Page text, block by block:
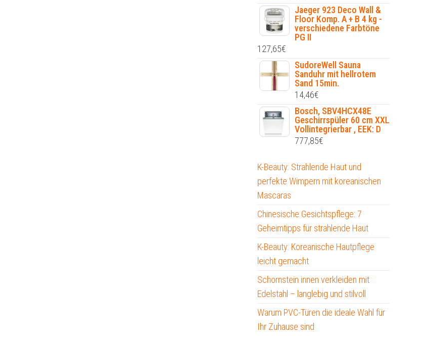
Jaeger 923 Deco Wall &
Floor Komp. A + B 4 kg -
verschiedene Farbtöne
PG II
127,65€
SudoreWell Sauna
Sanduhr mit hellrotem
Sand 15min.
14,46€
Bosch, SBV4HCX48E
Geschirrspüler 60 cm XXL
Vollintegrierbar , EEK: D
777,85€
K-Beauty: Strahlende Haut und
perfekte Wimpern mit koreanischen
Mascaras
Chinesische Gesichtspflege: 7
Geheimtipps für strahlende Haut
K-Beauty: Koreanische Hautpflege
leicht gemacht
Schornstein innen verkleiden mit
Edelstahl – langlebig und stilvoll
Warum PVC-Türen die ideale Wahl für
Ihr Zuhause sind